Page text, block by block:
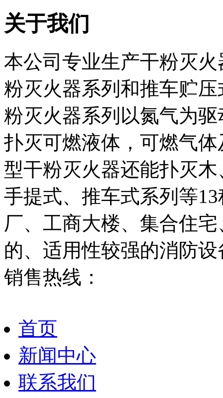
关于我们
本公司专业生产干粉灭
粉灭火器系列和推车贮
粉灭火器系列以氮气为
扑灭可燃液体，可燃气
型干粉灭火器还能扑灭
手提式、推车式系列等
厂、工商大楼、集合住
的、适用性较强的消防设
销售热线：
首页
新闻中心
联系我们